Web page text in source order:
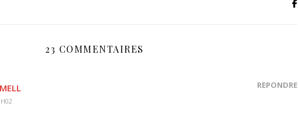
23 COMMENTAIRES
RÉPONDRE